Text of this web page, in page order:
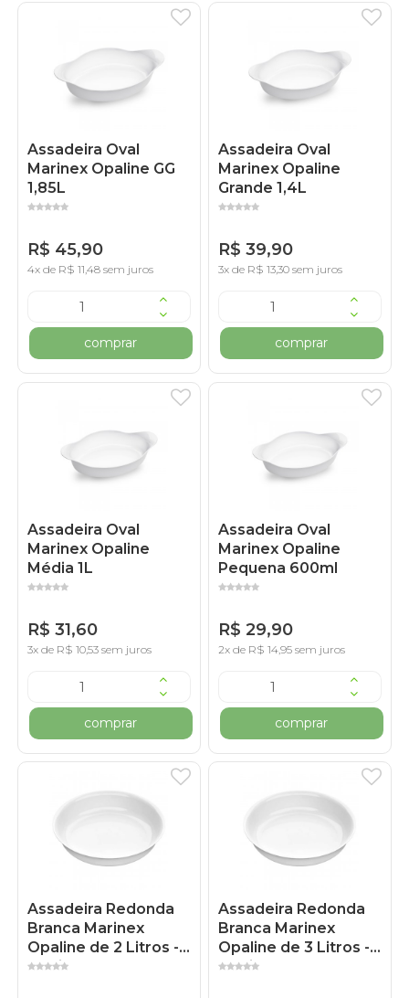
Assadeira Oval
Marinex Opaline GG
1,85L
R$ 45,90
4x de R$ 11,48 sem juros
comprar
Assadeira Oval
Marinex Opaline
Grande 1,4L
R$ 39,90
3x de R$ 13,30 sem juros
comprar
Assadeira Oval
Marinex Opaline
Média 1L
R$ 31,60
3x de R$ 10,53 sem juros
comprar
Assadeira Oval
Marinex Opaline
Pequena 600ml
R$ 29,90
2x de R$ 14,95 sem juros
comprar
Assadeira Redonda
Branca Marinex
Opaline de 2 Litros -
Nadir
Assadeira Redonda
Branca Marinex
Opaline de 3 Litros -
Nadir